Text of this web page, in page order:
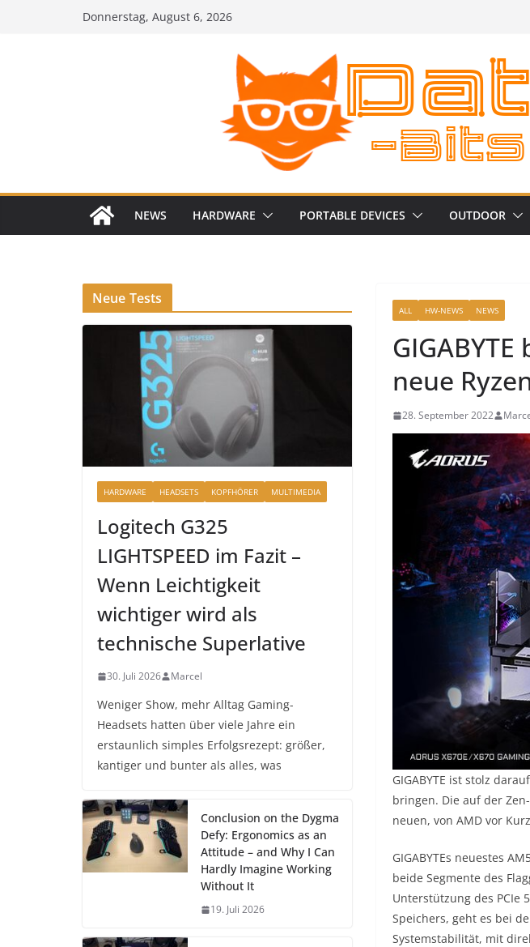
Donnerstag, August 6, 2026
NEWS HARDWARE PORTABLE DEVICES OUTDOOR
ALL HW-NEWS NEWS
neue
28. September 2022
GIGABYTE ist stolz
bringen. Die auf der
neuen, von AMD vor
GIGABYTEs neuestes
beide Segmente des
Unterstützung des PCIe
Speichers, geht es bei
Systemstabilität, mit
Neue Tests
HARDWARE HEADSETS KOPFHÖRER MULTIMEDIA
Logitech G325
LIGHTSPEED im Fazit –
Wenn Leichtigkeit
wichtiger wird als
technische Superlative
30. Juli 2026 Marcel
Weniger Show, mehr Alltag Gaming-
Headsets hatten über viele Jahre ein
erstaunlich simples Erfolgsrezept: größer,
kantiger und bunter als alles, was
Conclusion on the Dygma
Defy: Ergonomics as an
Attitude – and Why I Can
Hardly Imagine Working
Without It
19. Juli 2026